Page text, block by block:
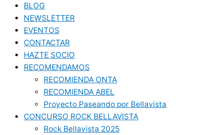
BLOG
NEWSLETTER
EVENTOS
CONTACTAR
HAZTE SOCIO
RECOMENDAMOS
RECOMIENDA ONTA
RECOMIENDA ABEL
Proyecto Paseando por Bellavista
CONCURSO ROCK BELLAVISTA
Rock Bellavista 2025